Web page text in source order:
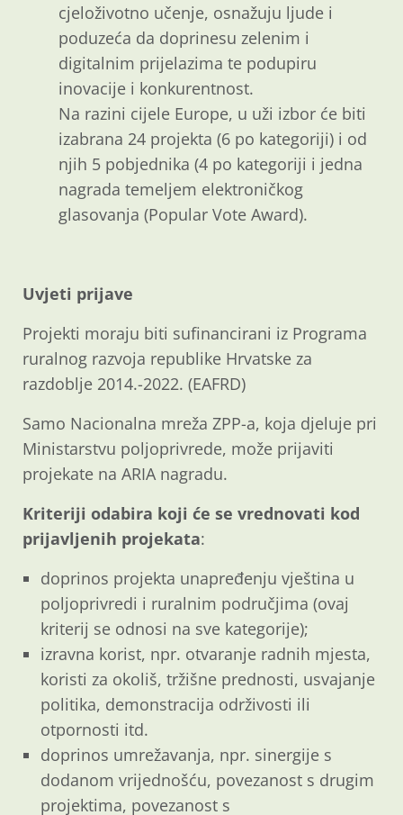
cjeloživotno učenje, osnažuju ljude i
poduzeća da doprinesu zelenim i
digitalnim prijelazima te podupiru
inovacije i konkurentnost.
Na razini cijele Europe, u uži izbor će biti
izabrana 24 projekta (6 po kategoriji) i od
njih 5 pobjednika (4 po kategoriji i jedna
nagrada temeljem elektroničkog
glasovanja (Popular Vote Award).
Uvjeti prijave
Projekti moraju biti sufinancirani iz Programa
ruralnog razvoja republike Hrvatske za
razdoblje 2014.-2022. (EAFRD)
Samo Nacionalna mreža ZPP-a, koja djeluje pri
Ministarstvu poljoprivrede, može prijaviti
projekate na ARIA nagradu.
Kriteriji odabira koji će se vrednovati kod
prijavljenih projekata:
doprinos projekta unapređenju vještina u
poljoprivredi i ruralnim područjima (ovaj
kriterij se odnosi na sve kategorije);
izravna korist, npr. otvaranje radnih mjesta,
koristi za okoliš, tržišne prednosti, usvajanje
politika, demonstracija održivosti ili
otpornosti itd.
doprinos umrežavanja, npr. sinergije s
dodanom vrijednošću, povezanost s drugim
projektima, povezanost s